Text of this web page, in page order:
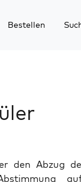
Bestellen
den Abzug